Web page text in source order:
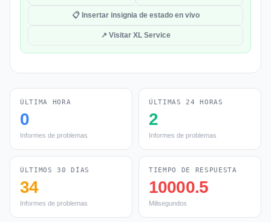
📋 Insertar insignia de estado en vivo
↗ Visitar XL Service
ÚLTIMA HORA
0
Informes de problemas
ÚLTIMAS 24 HORAS
2
Informes de problemas
ÚLTIMOS 30 DÍAS
34
Informes de problemas
TIEMPO DE RESPUESTA
10000.5
Milisegundos